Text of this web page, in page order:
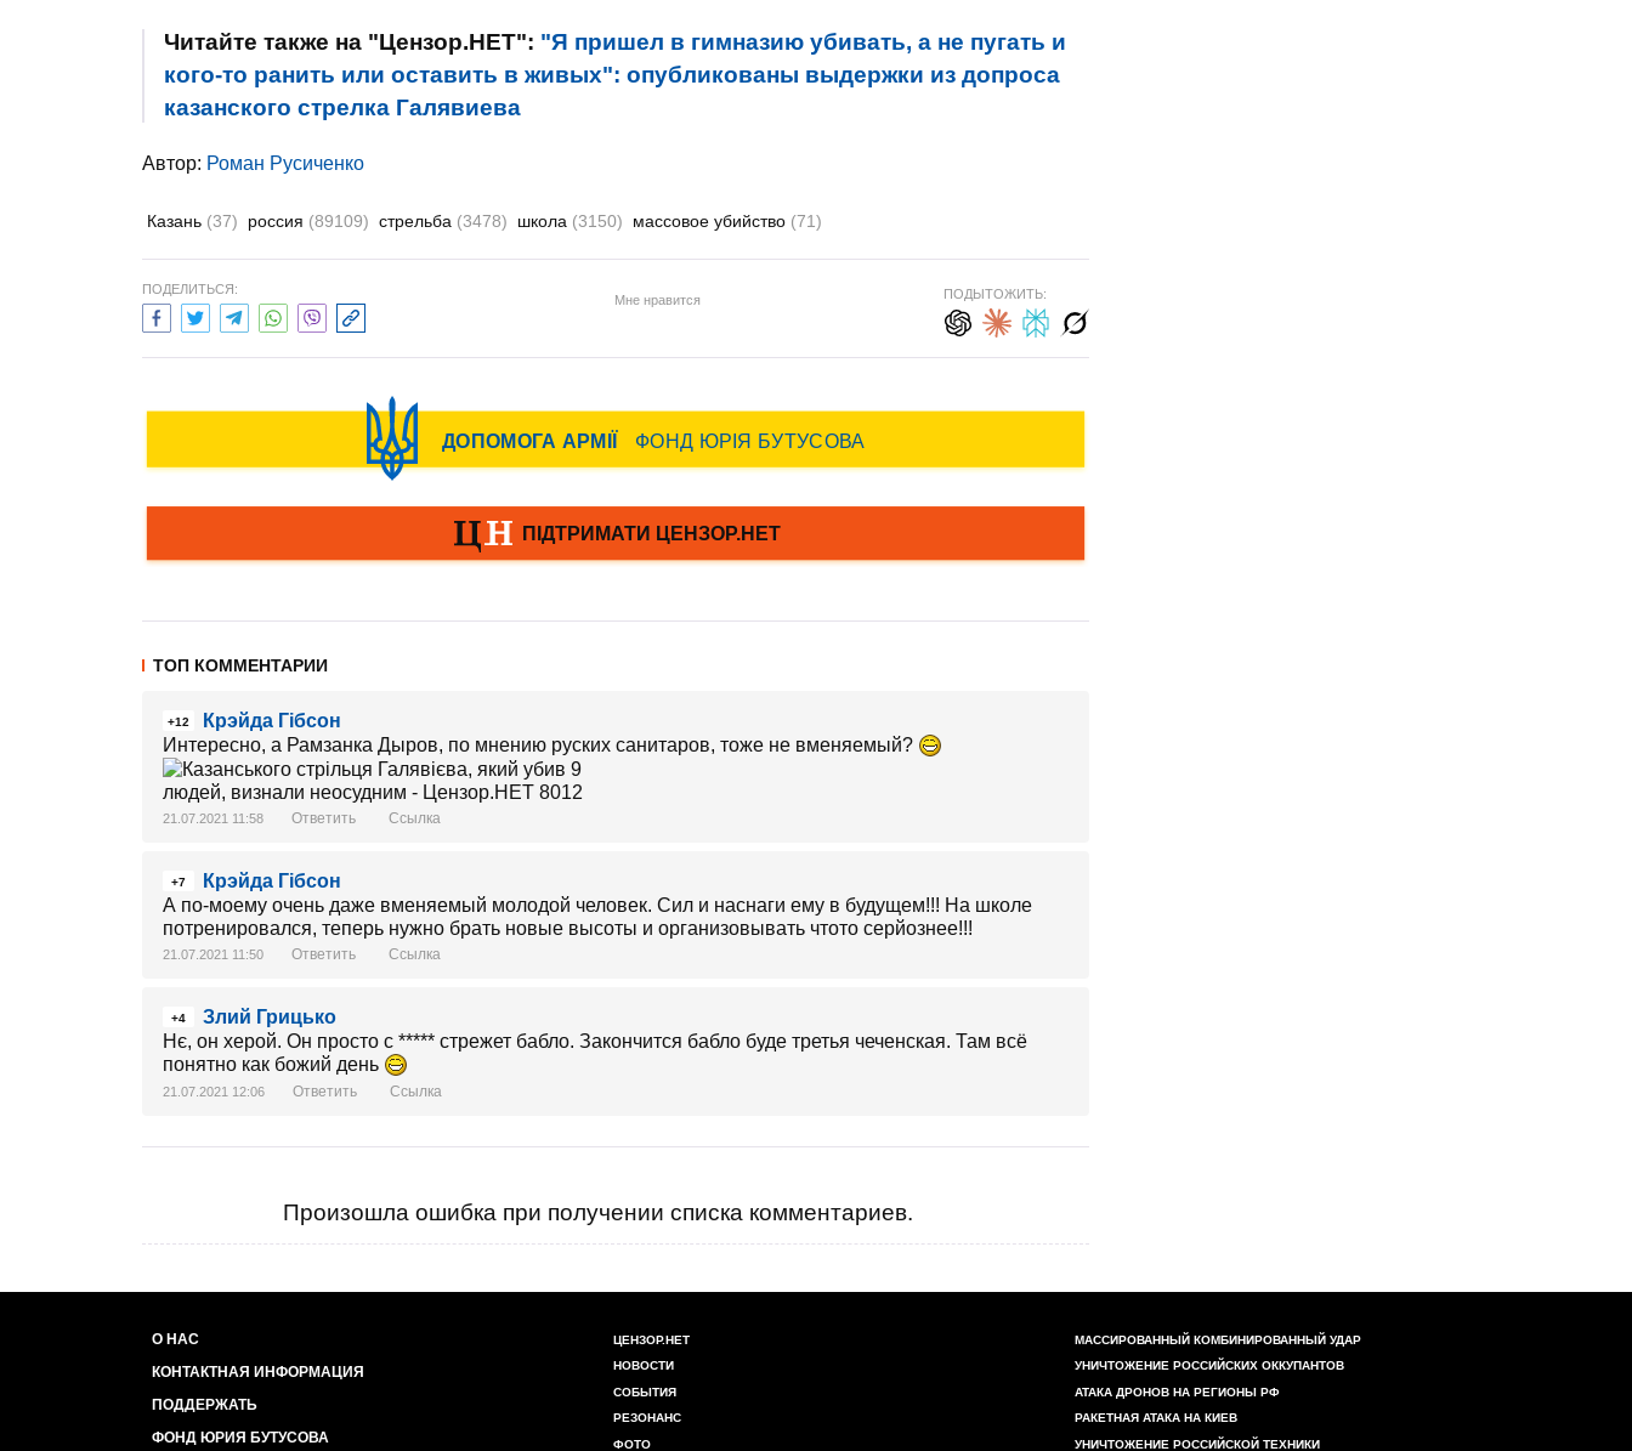
Читайте также на "Цензор.НЕТ": "Я пришел в гимназию убивать, а не пугать и
кого-то ранить или оставить в живых": опубликованы выдержки из допроса
казанского стрелка Галявиева
Автор: Роман Русиченко
Казань (37) россия (89109) стрельба (3478) школа (3150) массовое убийство (71)
ПОДЕЛИТЬСЯ:
Мне нравится ПОДЫТОЖИТЬ:
ТОП КОММЕНТАРИИ
+12
Крэйда Гібсон
Интересно, а Рамзанка Дыров, по мнению руских санитаров, тоже не вменяемый?
21.07.2021 11:58 Ответить Ссылка
+7
Крэйда Гібсон
А по-моему очень даже вменяемый молодой человек. Сил и наснаги ему в будущем!!! На школе
потренировался, теперь нужно брать новые высоты и организовывать чтото серйознее!!!
21.07.2021 11:50 Ответить Ссылка
+4
Злий Грицько
Нє, он херой. Он просто с ***** стрежет бабло. Закончится бабло буде третья чеченская. Там всё
понятно как божий день
21.07.2021 12:06 Ответить Ссылка
Произошла ошибка при получении списка комментариев.
О НАС
КОНТАКТНАЯ ИНФОРМАЦИЯ
ПОДДЕРЖАТЬ
ФОНД ЮРИЯ БУТУСОВА
ЦЕНЗОР.НЕТ
НОВОСТИ
СОБЫТИЯ
РЕЗОНАНС
ФОТО
МАССИРОВАННЫЙ КОМБИНИРОВАННЫЙ УДАР
УНИЧТОЖЕНИЕ РОССИЙСКИХ ОККУПАНТОВ
АТАКА ДРОНОВ НА РЕГИОНЫ РФ
РАКЕТНАЯ АТАКА НА КИЕВ
УНИЧТОЖЕНИЕ РОССИЙСКОЙ ТЕХНИКИ